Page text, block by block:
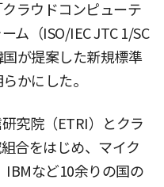
ラウドコンピューテ
ム（ISO/IEC JTC 1/SC
が提案した新規標準
かにした。
究院（ETRI）とクラ
合をはじめ、マイク
IBMなど10余りの国の